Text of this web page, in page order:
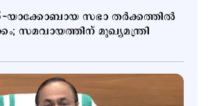
സഭാ തർക്കത്തിൽ
സമവായത്തിന് മുഖ്യമന്ത്രി